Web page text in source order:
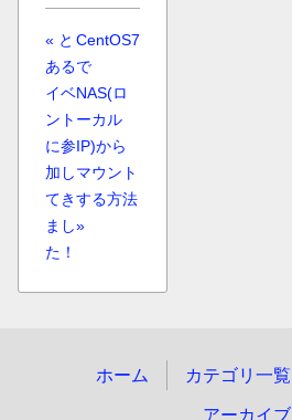
« と
ある
イベ
ント
に参
加し
てき
まし
た！
CentOS7
で
NAS(ロ
ーカル
IP)から
マウント
する方法
»
ホーム カテゴリ一覧
アーカイブ